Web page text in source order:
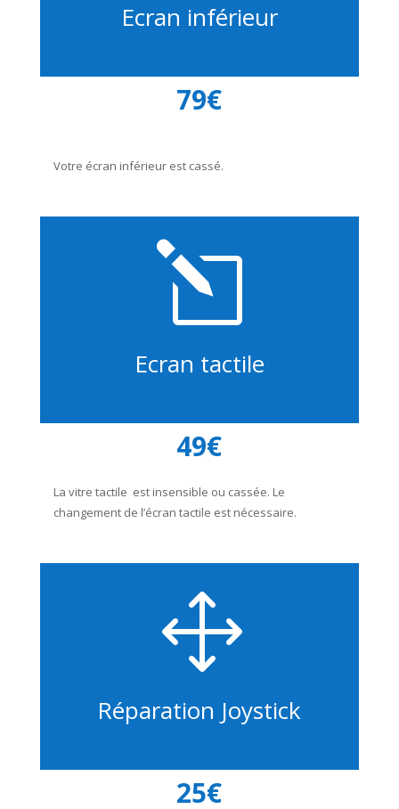
Ecran inférieur
79€
Votre écran inférieur est cassé.
l
Ecran tactile
49€
La vitre tactile est insensible ou cassée. Le
changement de l’écran tactile est nécessaire.
1
Réparation Joystick
25€